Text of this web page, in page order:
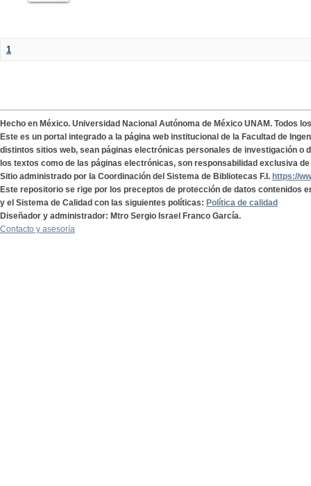
1
Hecho en México. Universidad Nacional Autónoma de México UNAM. Todos
Este es un portal integrado a la página web institucional de la Facultad de
distintos sitios web, sean páginas electrónicas personales de investigación o
los textos como de las páginas electrónicas, son responsabilidad exclusiva
Sitio administrado por la Coordinación del Sistema de Bibliotecas F.I. https://
Este repositorio se rige por los preceptos de protección de datos contenidos
y el Sistema de Calidad con las siguientes políticas: Política de calidad
Diseñador y administrador: Mtro Sergio Israel Franco García.
Contacto y asesoría